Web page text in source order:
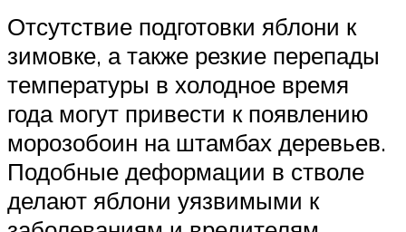
Отсутствие подготовки яблони к
зимовке, а также резкие перепады
температуры в холодное время
года могут привести к появлению
морозобоин на штамбах деревьев.
Подобные деформации в стволе
делают яблони уязвимыми к